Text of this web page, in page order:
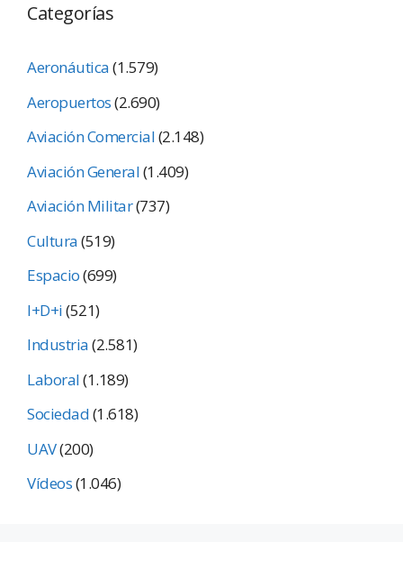
Categorías
Aeronáutica(1.579)
Aeropuertos(2.690)
Aviación Comercial(2.148)
Aviación General(1.409)
Aviación Militar(737)
Cultura(519)
Espacio(699)
I+D+i(521)
Industria(2.581)
Laboral(1.189)
Sociedad(1.618)
UAV(200)
Vídeos(1.046)